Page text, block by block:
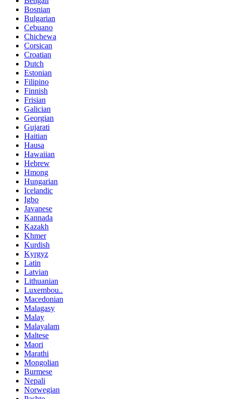
Bosnian
Bulgarian
Cebuano
Chichewa
Corsican
Croatian
Dutch
Estonian
Filipino
Finnish
Frisian
Galician
Georgian
Gujarati
Haitian
Hausa
Hawaiian
Hebrew
Hmong
Hungarian
Icelandic
Igbo
Javanese
Kannada
Kazakh
Khmer
Kurdish
Kyrgyz
Latin
Latvian
Lithuanian
Luxembou..
Macedonian
Malagasy
Malay
Malayalam
Maltese
Maori
Marathi
Mongolian
Burmese
Nepali
Norwegian